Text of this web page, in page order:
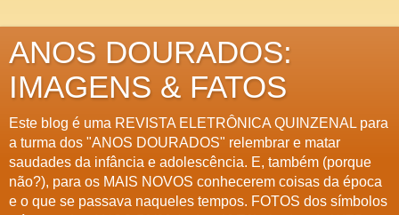
ANOS DOURADOS:
IMAGENS & FATOS
Este blog é uma REVISTA ELETRÔNICA QUINZENAL para
a turma dos "ANOS DOURADOS" relembrar e matar
saudades da infância e adolescência. E, também (porque
não?), para os MAIS NOVOS conhecerem coisas da época
e o que se passava naqueles tempos. FOTOS dos símbolos